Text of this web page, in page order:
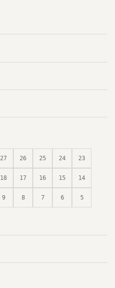
27 26 25 24 23
18 17 16 15 14
9 8 7 6 5